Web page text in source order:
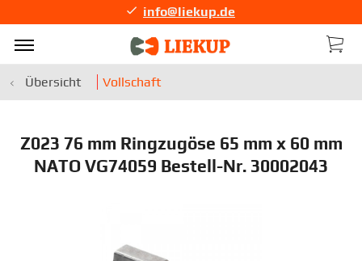
info@liekup.de
Übersicht Vollschaft
Z023 76 mm Ringzugöse 65 mm x 60 mm
NATO VG74059 Bestell-Nr. 30002043